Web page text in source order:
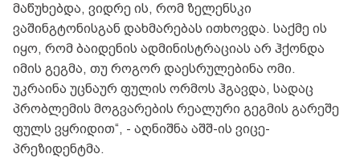
მაწუხებდა, ვიდრე ის, რომ ზელენსკი
ვაშინგტონისგან დახმარებას ითხოვდა. საქმე ის
იყო, რომ ბაიდენის ადმინისტრაციას არ ჰქონდა
იმის გეგმა, თუ როგორ დაესრულებინა ომი.
უკრაინა უცნაურ ფულის ორმოს ჰგავდა, სადაც
პრობლემის მოგვარების რეალური გეგმის გარეშე
ფულს ვყრიდით“, - აღნიშნა აშშ-ის ვიცე-
პრეზიდენტმა.